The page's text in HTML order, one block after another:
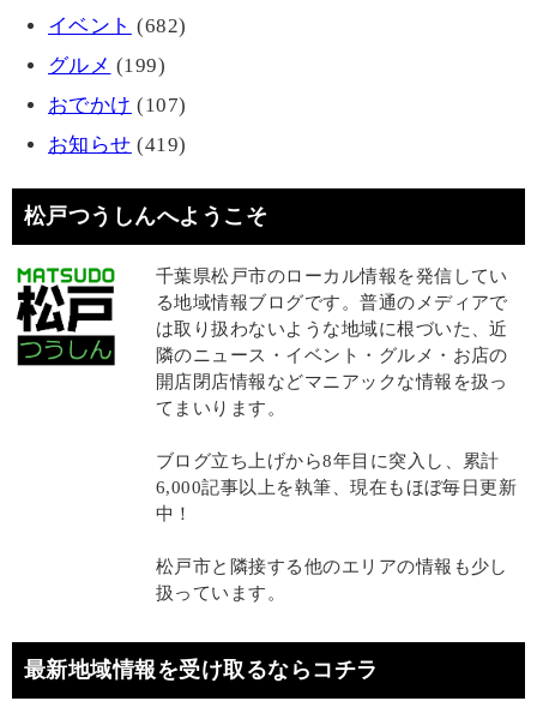
イベント (682)
グルメ (199)
おでかけ (107)
お知らせ (419)
松戸つうしんへようこそ
千葉県松戸市のローカル情報を発信してい
る地域情報ブログです。普通のメディアで
は取り扱わないような地域に根づいた、近
隣のニュース・イベント・グルメ・お店の
開店閉店情報などマニアックな情報を扱っ
てまいります。
ブログ立ち上げから8年目に突入し、累計
6,000記事以上を執筆、現在もほぼ毎日更新
中！
松戸市と隣接する他のエリアの情報も少し
扱っています。
最新地域情報を受け取るならコチラ